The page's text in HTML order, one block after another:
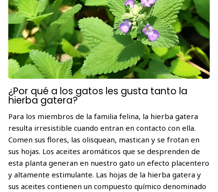
¿Por qué a los gatos les gusta tanto la
hierba gatera?
Para los miembros de la familia felina, la hierba gatera
resulta irresistible cuando entran en contacto con ella.
Comen sus flores, las olisquean, mastican y se frotan en
sus hojas. Los aceites aromáticos que se desprenden de
esta planta generan en nuestro gato un efecto placentero
y altamente estimulante. Las hojas de la hierba gatera y
sus aceites contienen un compuesto químico denominado